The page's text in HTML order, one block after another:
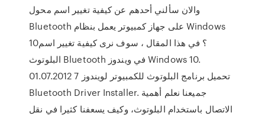
والان سألني أحدهم عن كيفية تغيير اسم محول
Bluetooth على جهاز كمبيوتر يعمل بنظام Windows
10؟ في هذا المقال ، سوف نرى كيفية تغيير اسم
البلوتوث Bluetooth في ويندوز Windows 10.
01.07.2012 تحميل برنامج البلوتوث للكمبيوتر لويندوز 7
Bluetooth Driver Installer. جميعنا نعلم أهمية
الاتصال باستخدام البلوتوث، وكيف يسعفنا كثيرا في نقل